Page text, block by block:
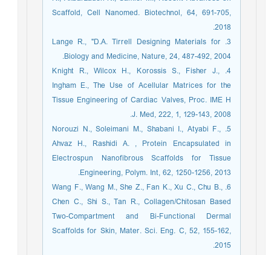
Scaffold, Cell Nanomed. Biotechnol, 64, 691-705,
2018.
3. Lange R., "D.A. Tirrell Designing Materials for
Biology and Medicine, Nature, 24, 487-492, 2004.
4. Knight R., Wilcox H., Korossis S., Fisher J.,
Ingham E., The Use of Acellular Matrices for the
Tissue Engineering of Cardiac Valves, Proc. IME H
J. Med, 222, 1, 129-143, 2008.
5. Norouzi N., Soleimani M., Shabani I., Atyabi F.,
Ahvaz H., Rashidi A. , Protein Encapsulated in
Electrospun Nanofibrous Scaffolds for Tissue
Engineering, Polym. Int, 62, 1250-1256, 2013.
6. Wang F., Wang M., She Z., Fan K., Xu C., Chu B.,
Chen C., Shi S., Tan R., Collagen/Chitosan Based
Two-Compartment and Bi-Functional Dermal
Scaffolds for Skin, Mater. Sci. Eng. C, 52, 155-162,
2015.